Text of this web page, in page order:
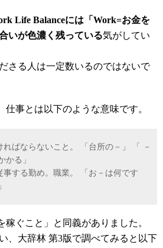
Life Balanceには「Work=お金を
いが色濃く残っている気がしてい
さる人は一定数いるのではないで
仕事とは以下のような意味です。
ばならないこと。 「台所の－」 「 －
かる」
する勤め。職業。 「お－は何です
ぐこと」と同義がありました。
、大辞林 第3版で調べてみると以下